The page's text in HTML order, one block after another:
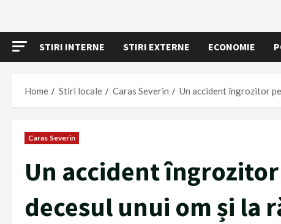
STIRI INTERNE STIRI EXTERNE ECONOMIE
Home Stiri locale Caras Severin Un accident îngrozitor
Caras Severin
Un accident îngrozitor
decesul unui om și la